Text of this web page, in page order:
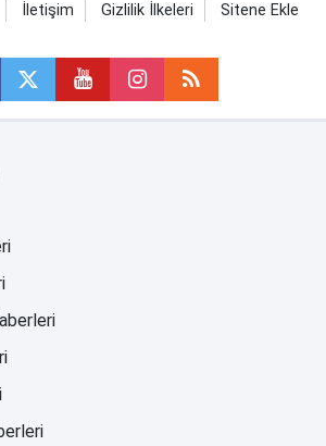
İletişim Gizlilik İlkeleri Sitene Ekle